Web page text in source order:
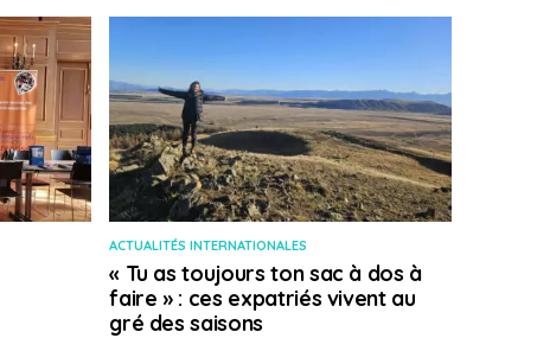
ACTUALITÉS INTERNATIONALES
« Tu as toujours ton sac à dos à
faire » : ces expatriés vivent au
gré des saisons